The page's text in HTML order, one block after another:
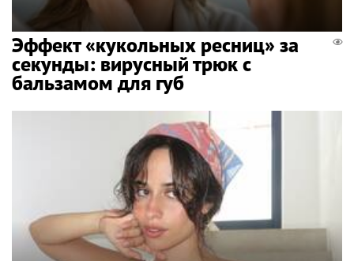
Эффект «кукольных ресниц» за
секунды: вирусный трюк с
бальзамом для губ